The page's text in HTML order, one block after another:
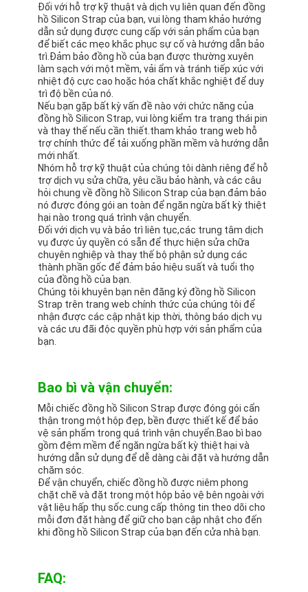
Đối với hỗ trợ kỹ thuật và dịch vụ liên quan đến đồng
hồ Silicon Strap của bạn, vui lòng tham khảo hướng
dẫn sử dụng được cung cấp với sản phẩm của bạn
để biết các mẹo khắc phục sự cố và hướng dẫn bảo
trì.Đảm bảo đồng hồ của bạn được thường xuyên
làm sạch với một mềm, vải ẩm và tránh tiếp xúc với
nhiệt độ cực cao hoặc hóa chất khắc nghiệt để duy
trì độ bền của nó.
Nếu bạn gặp bất kỳ vấn đề nào với chức năng của
đồng hồ Silicon Strap, vui lòng kiểm tra trạng thái pin
và thay thế nếu cần thiết.tham khảo trang web hỗ
trợ chính thức để tải xuống phần mềm và hướng dẫn
mới nhất.
Nhóm hỗ trợ kỹ thuật của chúng tôi dành riêng để hỗ
trợ dịch vụ sửa chữa, yêu cầu bảo hành, và các câu
hỏi chung về đồng hồ Silicon Strap của bạn.đảm bảo
nó được đóng gói an toàn để ngăn ngừa bất kỳ thiệt
hại nào trong quá trình vận chuyển.
Đối với dịch vụ và bảo trì liên tục,các trung tâm dịch
vụ được ủy quyền có sẵn để thực hiện sửa chữa
chuyên nghiệp và thay thế bộ phận sử dụng các
thành phần gốc để đảm bảo hiệu suất và tuổi thọ
của đồng hồ của bạn.
Chúng tôi khuyên bạn nên đăng ký đồng hồ Silicon
Strap trên trang web chính thức của chúng tôi để
nhận được các cập nhật kịp thời, thông báo dịch vụ
và các ưu đãi độc quyền phù hợp với sản phẩm của
bạn.
Bao bì và vận chuyển:
Mỗi chiếc đồng hồ Silicon Strap được đóng gói cẩn
thận trong một hộp đẹp, bền được thiết kế để bảo
vệ sản phẩm trong quá trình vận chuyển.Bao bì bao
gồm đệm mềm để ngăn ngừa bất kỳ thiệt hại và
hướng dẫn sử dụng để dễ dàng cài đặt và hướng dẫn
chăm sóc.
Để vận chuyển, chiếc đồng hồ được niêm phong
chặt chẽ và đặt trong một hộp bảo vệ bên ngoài với
vật liệu hấp thụ sốc.cung cấp thông tin theo dõi cho
mỗi đơn đặt hàng để giữ cho bạn cập nhật cho đến
khi đồng hồ Silicon Strap của bạn đến cửa nhà bạn.
FAQ: